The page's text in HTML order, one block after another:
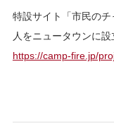
特設サイト「市民の
人をニュータウンに設
https://camp-fire.jp/